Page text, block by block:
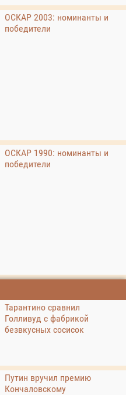
ОСКАР 2003: номинанты и
победители
ОСКАР 1990: номинанты и
победители
Тарантино сравнил
Голливуд с фабрикой
безвкусных сосисок
Путин вручил премию
Кончаловскому